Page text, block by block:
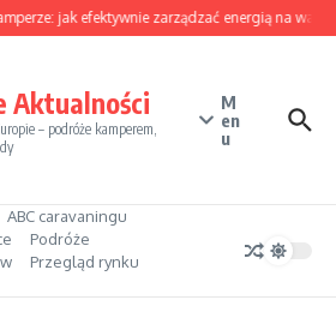
jak efektywnie zarządzać energią na
Aktualności
– podróże kamperem,
M
en
u
ABC caravaningu
Podróże
Przegląd rynku